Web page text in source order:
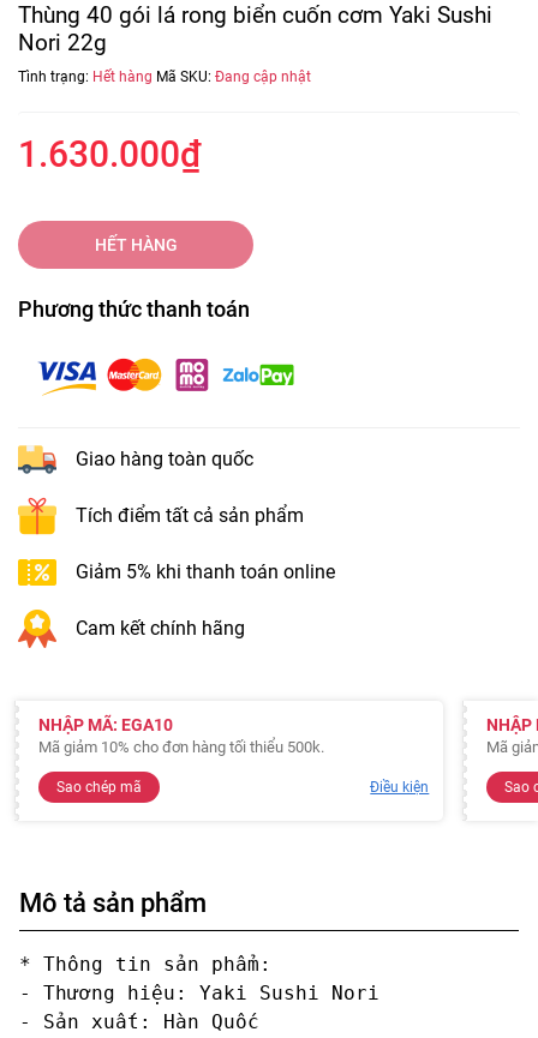
Thùng 40 gói lá rong biển cuốn cơm Yaki Sushi
Nori 22g
Tình trạng: Hết hàng Mã SKU: Đang cập nhật
1.630.000₫
HẾT HÀNG
Phương thức thanh toán
Giao hàng toàn quốc
Tích điểm tất cả sản phẩm
Giảm 5% khi thanh toán online
Cam kết chính hãng
NHẬP MÃ: EGA10
Mã giảm 10% cho đơn hàng tối thiểu 500k.
Sao chép mã Điều kiện
NHẬP
Mã
Sao
Mô tả sản phẩm
* Thông tin sản phẩm:
- Thương hiệu: Yaki Sushi Nori
- Sản xuất: Hàn Quốc